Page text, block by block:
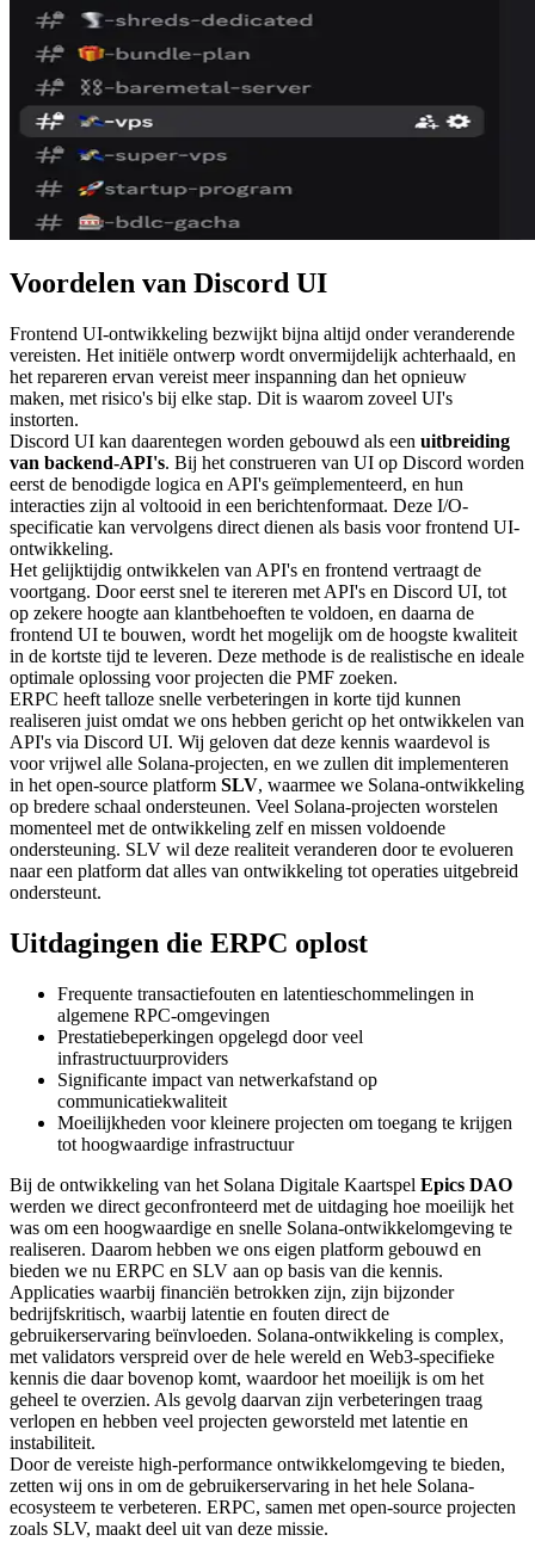
Voordelen van Discord UI
Frontend UI-ontwikkeling bezwijkt bijna altijd onder veranderende
vereisten. Het initiële ontwerp wordt onvermijdelijk achterhaald, en
het repareren ervan vereist meer inspanning dan het opnieuw
maken, met risico's bij elke stap. Dit is waarom zoveel UI's
instorten.
Discord UI kan daarentegen worden gebouwd als een uitbreiding
van backend-API's. Bij het construeren van UI op Discord worden
eerst de benodigde logica en API's geïmplementeerd, en hun
interacties zijn al voltooid in een berichtenformaat. Deze I/O-
specificatie kan vervolgens direct dienen als basis voor frontend UI-
ontwikkeling.
Het gelijktijdig ontwikkelen van API's en frontend vertraagt de
voortgang. Door eerst snel te itereren met API's en Discord UI, tot
op zekere hoogte aan klantbehoeften te voldoen, en daarna de
frontend UI te bouwen, wordt het mogelijk om de hoogste kwaliteit
in de kortste tijd te leveren. Deze methode is de realistische en ideale
optimale oplossing voor projecten die PMF zoeken.
ERPC heeft talloze snelle verbeteringen in korte tijd kunnen
realiseren juist omdat we ons hebben gericht op het ontwikkelen van
API's via Discord UI. Wij geloven dat deze kennis waardevol is
voor vrijwel alle Solana-projecten, en we zullen dit implementeren
in het open-source platform SLV, waarmee we Solana-ontwikkeling
op bredere schaal ondersteunen. Veel Solana-projecten worstelen
momenteel met de ontwikkeling zelf en missen voldoende
ondersteuning. SLV wil deze realiteit veranderen door te evolueren
naar een platform dat alles van ontwikkeling tot operaties uitgebreid
ondersteunt.
Uitdagingen die ERPC oplost
Frequente transactiefouten en latentieschommelingen in
algemene RPC-omgevingen
Prestatiebeperkingen opgelegd door veel
infrastructuurproviders
Significante impact van netwerkafstand op
communicatiekwaliteit
Moeilijkheden voor kleinere projecten om toegang te krijgen
tot hoogwaardige infrastructuur
Bij de ontwikkeling van het Solana Digitale Kaartspel Epics DAO
werden we direct geconfronteerd met de uitdaging hoe moeilijk het
was om een hoogwaardige en snelle Solana-ontwikkelomgeving te
realiseren. Daarom hebben we ons eigen platform gebouwd en
bieden we nu ERPC en SLV aan op basis van die kennis.
Applicaties waarbij financiën betrokken zijn, zijn bijzonder
bedrijfskritisch, waarbij latentie en fouten direct de
gebruikerservaring beïnvloeden. Solana-ontwikkeling is complex,
met validators verspreid over de hele wereld en Web3-specifieke
kennis die daar bovenop komt, waardoor het moeilijk is om het
geheel te overzien. Als gevolg daarvan zijn verbeteringen traag
verlopen en hebben veel projecten geworsteld met latentie en
instabiliteit.
Door de vereiste high-performance ontwikkelomgeving te bieden,
zetten wij ons in om de gebruikerservaring in het hele Solana-
ecosysteem te verbeteren. ERPC, samen met open-source projecten
zoals SLV, maakt deel uit van deze missie.